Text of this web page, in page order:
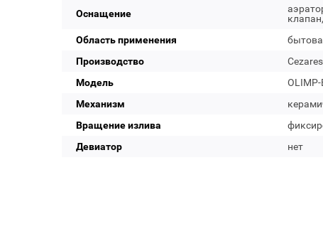
Оснащение
Область применения
Производство
Cezares
Модель
OLIMP-
Механизм
Вращение излива
Девиатор
нет